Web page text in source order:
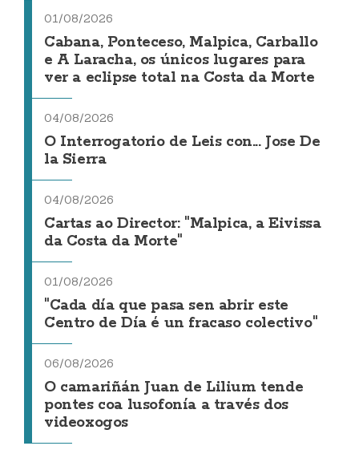
01/08/2026
Cabana, Ponteceso, Malpica, Carballo
e A Laracha, os únicos lugares para
ver a eclipse total na Costa da Morte
04/08/2026
O Interrogatorio de Leis con... Jose De
la Sierra
04/08/2026
Cartas ao Director: "Malpica, a Eivissa
da Costa da Morte"
01/08/2026
"Cada día que pasa sen abrir este
Centro de Día é un fracaso colectivo"
06/08/2026
O camariñán Juan de Lilium tende
pontes coa lusofonía a través dos
videoxogos